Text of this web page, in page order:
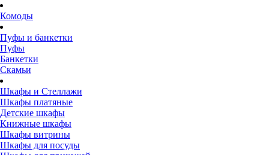
Комоды
Пуфы и банкетки
Пуфы
Банкетки
Скамьи
Шкафы и Стеллажи
Шкафы платяные
Детские шкафы
Книжные шкафы
Шкафы витрины
Шкафы для посуды